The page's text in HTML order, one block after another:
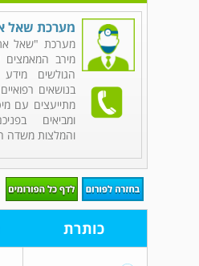
מערכת שאל
מערכת "שאל
מירב
הגולשים מידע
בנושאים
מתייעצים עם
ומביאים
והמלצות משדה
כותרת